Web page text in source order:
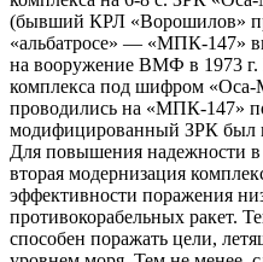
(бывший КРЛ «Ворошилов»
«альбатросе» — «МПК-147»
на вооружение ВМФ в 1973 г.
комплекса под шифром
проводились на «МПК-147»
модифицированный ЗРК был
Для повышения надежности в
вторая модернизация
эффективности поражения
противокорабельных ракет.
способен поражать цели,